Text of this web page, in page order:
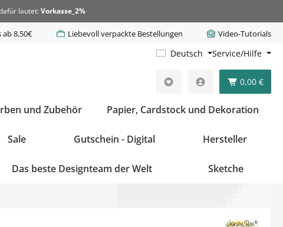
lautet: Vorkasse_2%
8,50€ Liebevoll verpackte Bestellungen Video-Tutorials
Deutsch Service/Hilfe
0,00 €
und Zubehör Papier, Cardstock und Dekoration
Sale Gutschein - Digital Hersteller
Das beste Designteam der Welt Sketche